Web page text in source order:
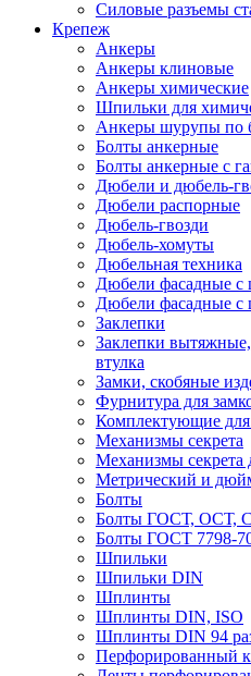
Силовые разъемы
Крепеж
Анкеры
Анкеры клиновые
Анкеры химические
Шпильки для
Анкеры шурупы по
Болты анкерные
Болты анкерные с
Дюбели и дюбель-
Дюбели распорные
Дюбель-гвозди
Дюбель-хомуты
Дюбельная техника
Дюбели фасадные с
Дюбели фасадные с
Заклепки
Заклепки
втулка
Замки, скобяные
Фурнитура для
Комплектующие для
Механизмы секрета
Механизмы секрета
Метрический и
Болты
Болты ГОСТ, ОСТ,
Болты ГОСТ 7798-
Шпильки
Шпильки DIN
Шплинты
Шплинты DIN, ISO
Шплинты DIN 94
Перфорированный